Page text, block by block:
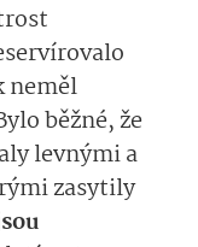
neměl
běžné, že
levnými a
zasytily